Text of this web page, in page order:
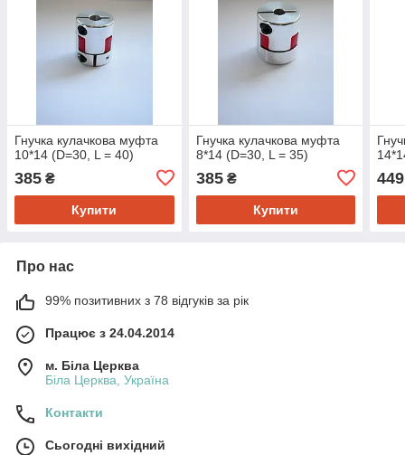
Гнучка кулачкова муфта
10*14 (D=30, L = 40)
385 ₴
Купити
Гнучка кулачкова муфта
8*14 (D=30, L = 35)
385₴
Купити
449
Про нас
99% позитивних з 78 відгуків за рік
Працює з 24.04.2014
м. Біла Церква
Біла Церква, Україна
Контакти
Сьогодні вихідний